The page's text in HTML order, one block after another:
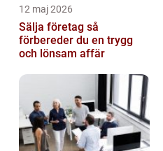
12 maj 2026
Sälja företag så
förbereder du en trygg
och lönsam affär